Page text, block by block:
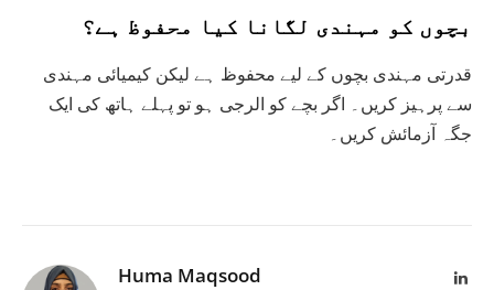
بچوں کو مہندی لگانا کیا محفوظ ہے؟
قدرتی مہندی بچوں کے لیے محفوظ ہے لیکن کیمیائی مہندی
سے پرہیز کریں۔ اگر بچے کو الرجی ہو تو پہلے ہاتھ کی ایک
جگہ آزمائش کریں۔
Huma Maqsood